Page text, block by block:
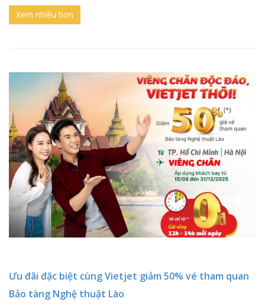
Xem nhiều hơn
Ưu đãi đặc biệt cùng Vietjet giảm 50% vé tham quan
Bảo tàng Nghệ thuật Lào